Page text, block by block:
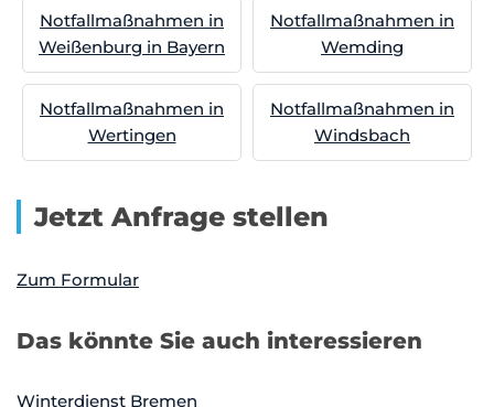
Notfallmaßnahmen in
Weißenburg in Bayern
Notfallmaßnahmen in
Wemding
Notfallmaßnahmen in
Wertingen
Notfallmaßnahmen in
Windsbach
Jetzt Anfrage stellen
Zum Formular
Das könnte Sie auch interessieren
Winterdienst Bremen